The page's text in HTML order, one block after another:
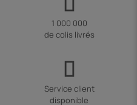
1 000 000
de colis livrés
Service client
disponible